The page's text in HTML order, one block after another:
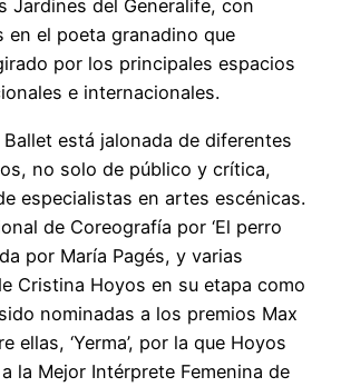
Jardines del Generalife, con
en el poeta granadino que
por los principales espacios
e internacionales.
está jalonada de diferentes
no solo de público y crítica,
especialistas en artes escénicas.
de Coreografía por ‘El perro
por María Pagés, y varias
Cristina Hoyos en su etapa como
nominadas a los premios Max
ellas, ‘Yerma’, por la que Hoyos
la Mejor Intérprete Femenina de